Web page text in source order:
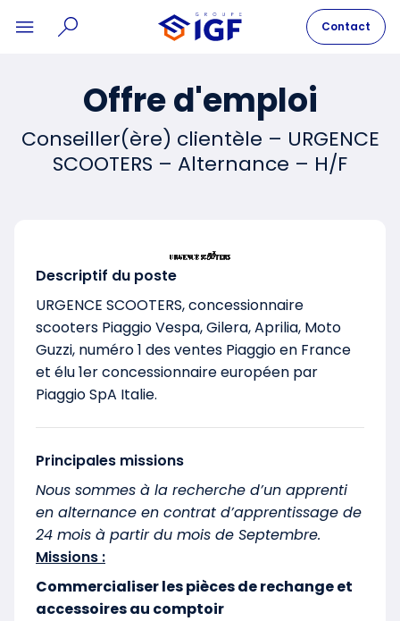
Contact
Offre d'emploi
Conseiller(ère) clientèle – URGENCE
SCOOTERS – Alternance – H/F
Descriptif du poste
URGENCE SCOOTERS, concessionnaire
scooters Piaggio Vespa, Gilera, Aprilia, Moto
Guzzi, numéro 1 des ventes Piaggio en France
et élu 1er concessionnaire européen par
Piaggio SpA Italie.
Principales missions
Nous sommes à la recherche d’un apprenti
en alternance en contrat d’apprentissage de
24 mois à partir du mois de Septembre.
Missions :
Commercialiser les pièces de rechange et
accessoires au comptoir